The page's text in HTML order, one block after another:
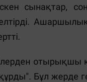
сынақтар,
отырықшы
Бұл жерде